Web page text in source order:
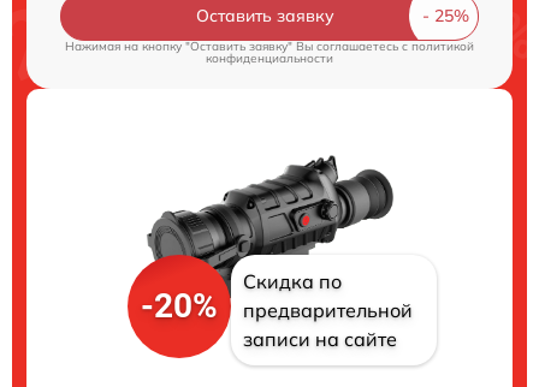
Оставить заявку
Нажимая на кнопку "Оставить заявку" Вы соглашаетесь cполитикой
конфиденциальности
-20%
Скидка по
предварительной
записи на сайте